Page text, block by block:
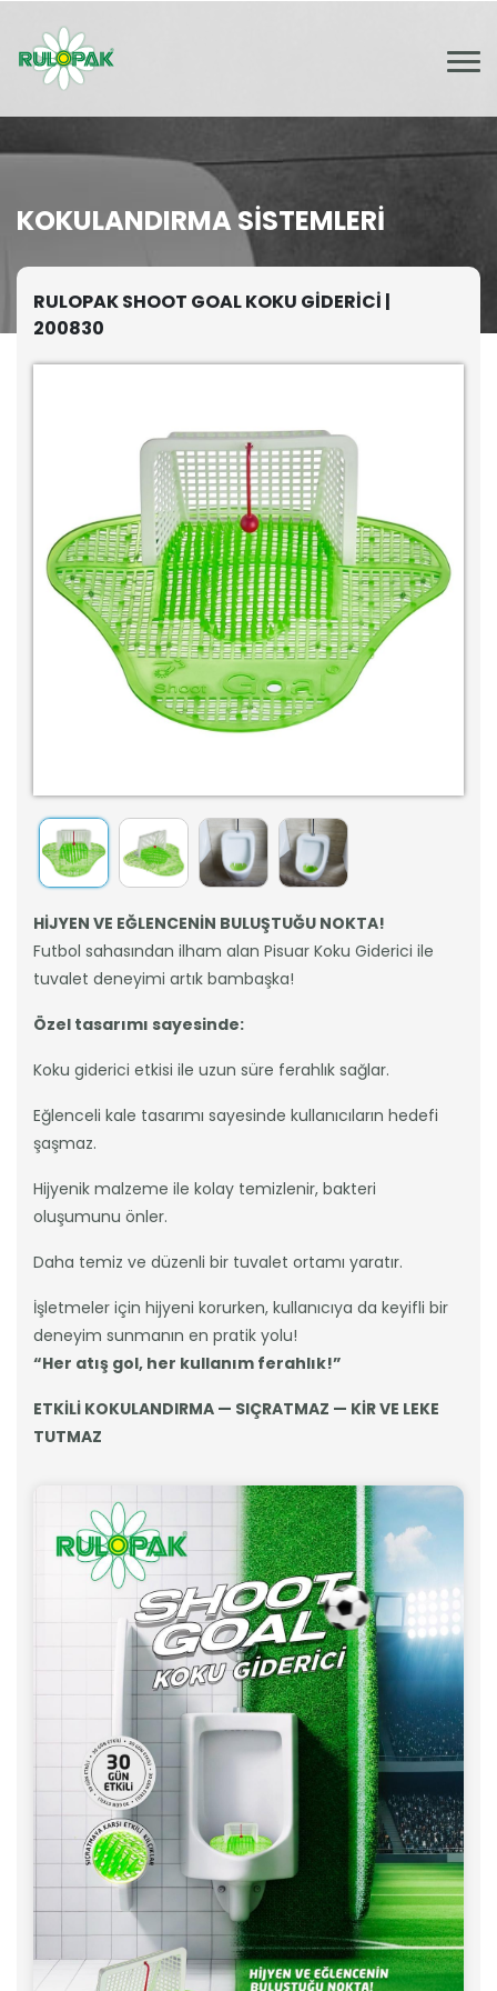
KOKULANDIRMA SISTEMLERI
RULOPAK SHOOT GOAL KOKU GİDERİCİ |
200830
HİJYEN VE EĞLENCENİN BULUŞTUĞU NOKTA!
Futbol sahasından ilham alan Pisuar Koku Giderici ile
tuvalet deneyimi artık bambaşka!
Özel tasarımı sayesinde:
Koku giderici etkisi ile uzun süre ferahlık sağlar.
Eğlenceli kale tasarımı sayesinde kullanıcıların hedefi
şaşmaz.
Hijyenik malzeme ile kolay temizlenir, bakteri
oluşumunu önler.
Daha temiz ve düzenli bir tuvalet ortamı yaratır.
İşletmeler için hijyeni korurken, kullanıcıya da keyifli bir
deneyim sunmanın en pratik yolu!
“Her atış gol, her kullanım ferahlık!”
ETKİLİ KOKULANDIRMA — SIÇRATMAZ — KİR VE LEKE
TUTMAZ